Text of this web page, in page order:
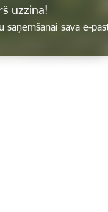
uzzina!
saņemšanai savā e-